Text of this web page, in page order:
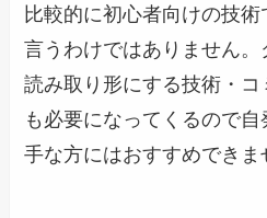
比較的に初心者向けの技
言うわけではありません
読み取り形にする技術・
も必要になってくるので
手な方にはおすすめできま